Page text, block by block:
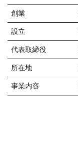
創業
設立
代表取締役
所在地
事業内容